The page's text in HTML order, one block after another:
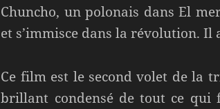
Chuncho, un polonais dans El
et s’immisce dans la révolution. Il
Ce film est le second volet de la
brillant condensé de tout ce qui